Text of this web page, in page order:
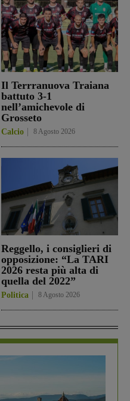
Il Terrranuova Traiana
battuto 3-1
nell’amichevole di
Grosseto
Calcio 8 Agosto 2026
Reggello, i consiglieri di
opposizione: “La TARI
2026 resta più alta di
quella del 2022”
Politica 8 Agosto 2026